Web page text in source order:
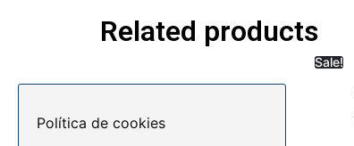
Related products
Sale!
Rated
Política de cookies